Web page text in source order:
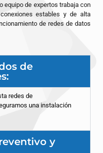
equipo de expertos trabaja con
estables y de alta
de redes de datos
de
redes de
una instalación
y